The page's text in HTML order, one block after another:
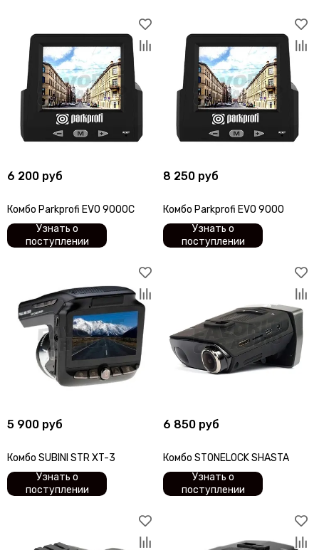
6 200 руб
Комбо Parkprofi EVO 9000C
Узнать о
поступлении
8 250 руб
Комбо Parkprofi EVO 9000
Узнать о
поступлении
5 900 руб
Комбо SUBINI STR XT-3
Узнать о
поступлении
6 850 руб
Комбо STONELOCK SHASTA
Узнать о
поступлении